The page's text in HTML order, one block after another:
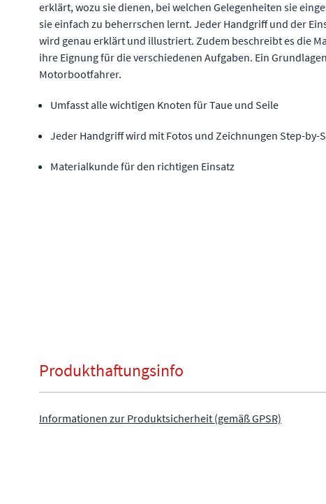
erklärt, wozu sie dienen, bei welchen Gelegenheiten sie
sie einfach zu beherrschen lernt. Jeder Handgriff und der
wird genau erklärt und illustriert. Zudem beschreibt es die
ihre Eignung für die verschiedenen Aufgaben. Ein
Motorbootfahrer.
Umfasst alle wichtigen Knoten für Taue und Seile
Jeder Handgriff wird mit Fotos und Zeichnungen Step-by-
Materialkunde für den richtigen Einsatz
Produkthaftungsinfo
Informationen zur Produktsicherheit (gemäß GPSR)